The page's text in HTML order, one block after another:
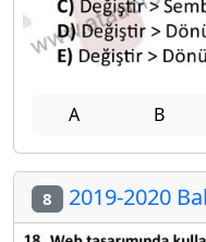
A B
8 2019-2020